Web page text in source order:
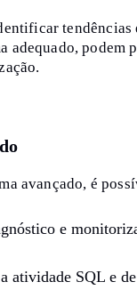
tendências
adequado, podem
avançado, é
e
atividade SQL e